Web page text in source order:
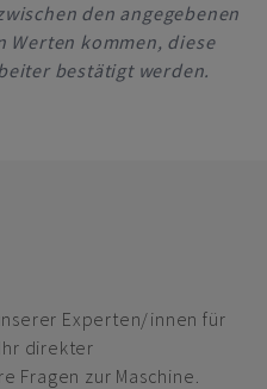
den angegebenen
Werten kommen, diese
bestätigt werden.
Experten/innen für
direkter
Fragen zur Maschine.